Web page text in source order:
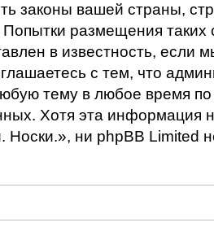
вашей страны,
размещения
в известность,
с тем, что
тему в любое время
Хотя эта информация
ни phpBB Limited